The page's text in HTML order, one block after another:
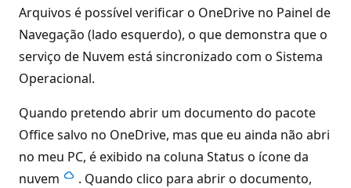
Arquivos é possível verificar o OneDrive no Painel de
Navegação (lado esquerdo), o que demonstra que o
serviço de Nuvem está sincronizado com o Sistema
Operacional.
Quando pretendo abrir um documento do pacote
Office salvo no OneDrive, mas que eu ainda não abri
no meu PC, é exibido na coluna Status o ícone da
nuvem
. Quando clico para abrir o documento,